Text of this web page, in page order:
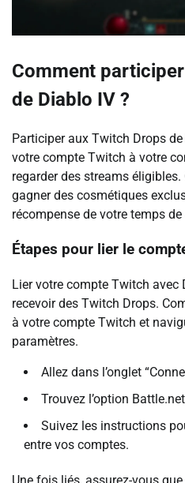
Comment
de Diablo IV ?
Participer aux Twitch Drops
votre compte Twitch à votre
regarder des streams
gagner des cosmétiques
récompense de votre temps
Étapes pour lier le
Lier votre compte Twitch avec
recevoir des Twitch Drops.
à votre compte Twitch et
paramètres.
Allez dans l’onglet
Trouvez l’option
Suivez les instructions
entre vos comptes.